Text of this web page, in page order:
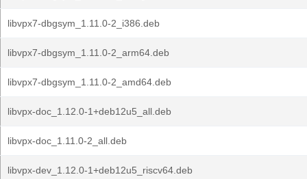
libvpx7-dbgsym_1.11.0-2_i386.deb
libvpx7-dbgsym_1.11.0-2_arm64.deb
libvpx7-dbgsym_1.11.0-2_amd64.deb
libvpx-doc_1.12.0-1+deb12u5_all.deb
libvpx-doc_1.11.0-2_all.deb
libvpx-dev_1.12.0-1+deb12u5_riscv64.deb